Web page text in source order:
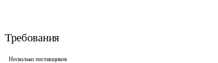
Требования
Несколько поставщиков